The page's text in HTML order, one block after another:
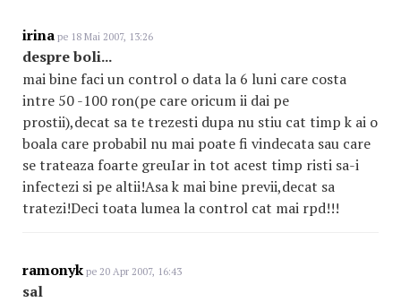
irina pe 18 Mai 2007, 13:26
despre boli...
mai bine faci un control o data la 6 luni care costa
intre 50 -100 ron(pe care oricum ii dai pe
prostii),decat sa te trezesti dupa nu stiu cat timp k ai o
boala care probabil nu mai poate fi vindecata sau care
se trateaza foarte greuIar in tot acest timp risti sa-i
infectezi si pe altii!Asa k mai bine previi,decat sa
tratezi!Deci toata lumea la control cat mai rpd!!!
ramonyk pe 20 Apr 2007, 16:43
sal